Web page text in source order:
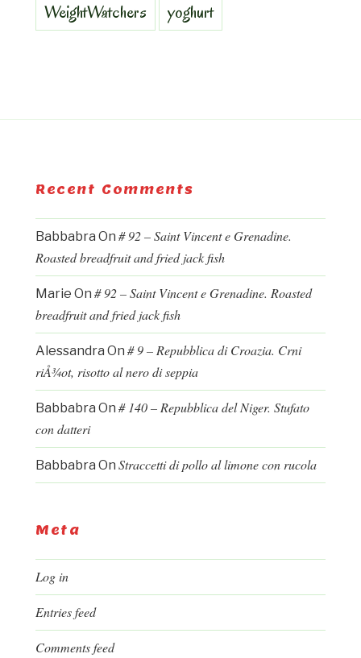
WeightWatchers
yoghurt
Recent Comments
Babbabra On # 92 – Saint Vincent e Grenadine.
Roasted breadfruit and fried jack fish
Marie On # 92 – Saint Vincent e Grenadine. Roasted
breadfruit and fried jack fish
Alessandra On # 9 – Repubblica di Croazia. Crni
riÅ¾ot, risotto al nero di seppia
Babbabra On # 140 – Repubblica del Niger. Stufato
con datteri
Babbabra On Straccetti di pollo al limone con rucola
Meta
Log in
Entries feed
Comments feed